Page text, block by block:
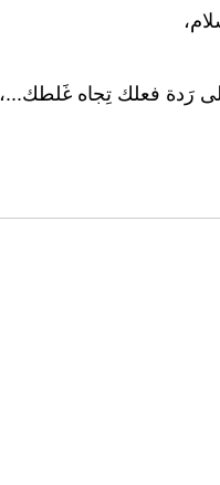
رَدة فعلك تِجاه غَلطك...،